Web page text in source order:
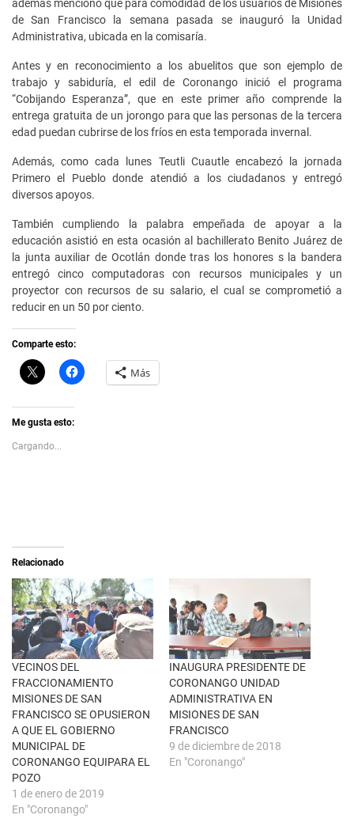
además mencionó que para comodidad de los usuarios de Misiones
de San Francisco la semana pasada se inauguró la Unidad
Administrativa, ubicada en la comisaría.
Antes y en reconocimiento a los abuelitos que son ejemplo de
trabajo y sabiduría, el edil de Coronango inició el programa
“Cobijando Esperanza”, que en este primer año comprende la
entrega gratuita de un jorongo para que las personas de la tercera
edad puedan cubrirse de los fríos en esta temporada invernal.
Además, como cada lunes Teutli Cuautle encabezó la jornada
Primero el Pueblo donde atendió a los ciudadanos y entregó
diversos apoyos.
También cumpliendo la palabra empeñada de apoyar a la
educación asistió en esta ocasión al bachillerato Benito Juárez de
la junta auxiliar de Ocotlán donde tras los honores s la bandera
entregó cinco computadoras con recursos municipales y un
proyector con recursos de su salario, el cual se comprometió a
reducir en un 50 por ciento.
Comparte esto:
C
l
k
t
s
h
e
b
r
e
e
n
u
n
a
v
e
n
t
a
n
a
n
u
e
v
a
H
a
n
F
a
c
e
b
o
o
k
(
S
e
a
b
r
e
e
n
u
a
v
e
Más
Me gusta esto:
Cargando...
Relacionado
VECINOS DEL
FRACCIONAMIENTO
MISIONES DE SAN
FRANCISCO SE OPUSIERON
A QUE EL GOBIERNO
MUNICIPAL DE
CORONANGO EQUIPARA EL
POZO
1 de enero de 2019
En "Coronango"
INAUGURA PRESIDENTE DE
CORONANGO UNIDAD
ADMINISTRATIVA EN
MISIONES DE SAN
FRANCISCO
9 de diciembre de 2018
En "Coronango"